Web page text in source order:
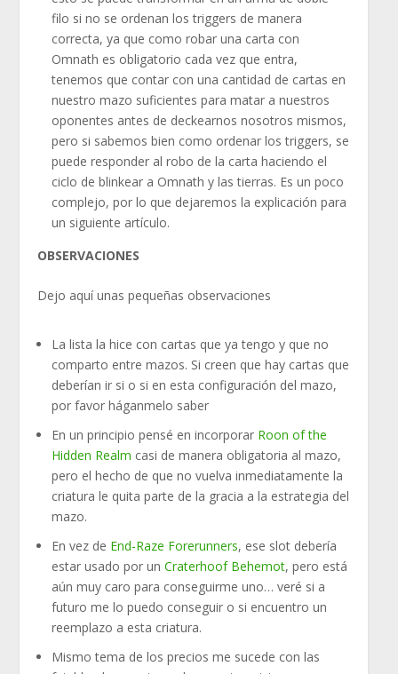
filo si no se ordenan los triggers de manera
correcta, ya que como robar una carta con
Omnath es obligatorio cada vez que entra,
tenemos que contar con una cantidad de cartas en
nuestro mazo suficientes para matar a nuestros
oponentes antes de deckearnos nosotros mismos,
pero si sabemos bien como ordenar los triggers, se
puede responder al robo de la carta haciendo el
ciclo de blinkear a Omnath y las tierras. Es un poco
complejo, por lo que dejaremos la explicación para
un siguiente artículo.
OBSERVACIONES
Dejo aquí unas pequeñas observaciones
La lista la hice con cartas que ya tengo y que no
comparto entre mazos. Si creen que hay cartas que
deberían ir si o si en esta configuración del mazo,
por favor háganmelo saber
En un principio pensé en incorporar Roon of the
Hidden Realm casi de manera obligatoria al mazo,
pero el hecho de que no vuelva inmediatamente la
criatura le quita parte de la gracia a la estrategia del
mazo.
En vez de End-Raze Forerunners, ese slot debería
estar usado por unCraterhoof Behemot, pero está
aún muy caro para conseguirme uno… veré si a
futuro me lo puedo conseguir o si encuentro un
reemplazo a esta criatura.
Mismo tema de los precios me sucede con las